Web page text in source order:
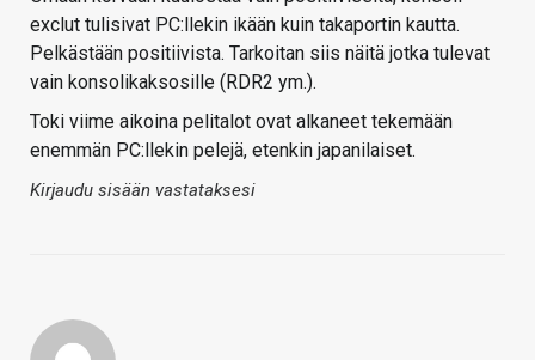
exclut tulisivat PC:llekin ikään kuin takaportin kautta.
Pelkästään positiivista. Tarkoitan siis näitä jotka tulevat
vain konsolikaksosille (RDR2 ym.).
Toki viime aikoina pelitalot ovat alkaneet tekemään
enemmän PC:llekin pelejä, etenkin japanilaiset.
Kirjaudu sisään vastataksesi